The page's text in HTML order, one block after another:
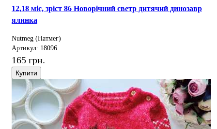
12,18 міс, зріст 86 Новорічний светр дитячий динозавр
ялинка
Nutmeg (Натмег)
Артикул: 18096
165 грн.
Купити